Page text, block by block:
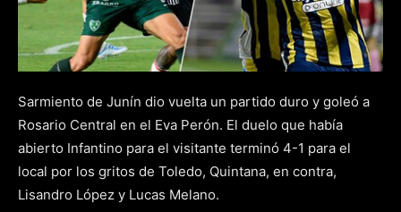
Sarmiento de Junín dio vuelta un partido duro y goleó a
Rosario Central en el Eva Perón. El duelo que había
abierto Infantino para el visitante terminó 4-1 para el
local por los gritos de Toledo, Quintana, en contra,
Lisandro López y Lucas Melano.